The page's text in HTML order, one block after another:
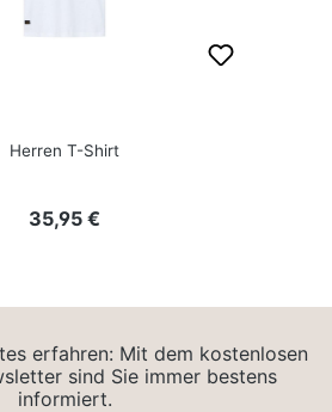
Herren T-Shirt
Regulärer Preis:
35,95 €
erfahren: Mit dem kostenlosen
sind Sie immer bestens
informiert.